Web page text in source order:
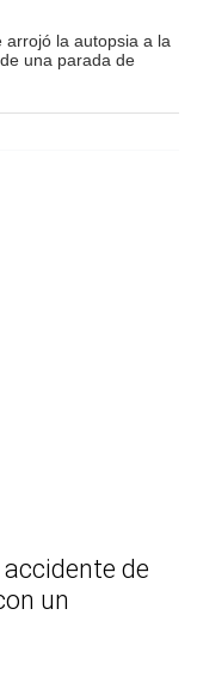
arrojó la autopsia a la
una parada de
de
un